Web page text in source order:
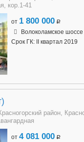
кор.1-41
от 1 800 000 a
Волоколамское шоссе
Срок ГК: II квартал 2019
район,
от 4 081 000 a